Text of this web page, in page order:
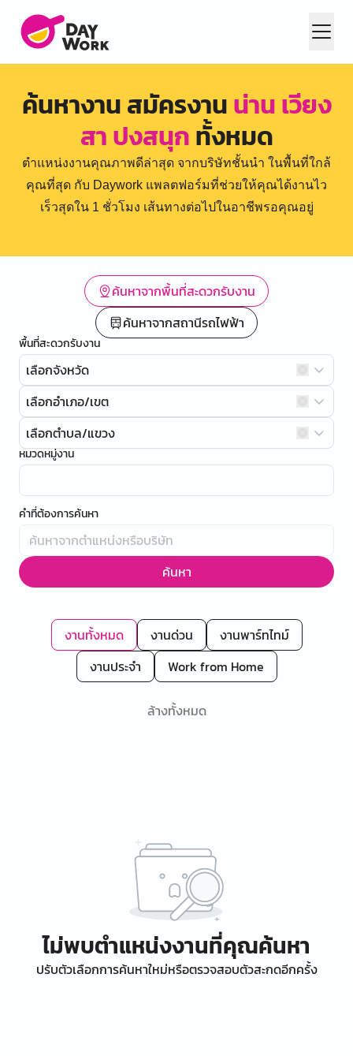
ค้นหางาน สมัครงานน่าน เวียง
สา ปงสนุกทั้งหมด
ตำแหน่งงานคุณภาพดีล่าสุด จากบริษัทชั้นนำ ในพื้นที่ใกล้
คุณที่สุด กับ Daywork แพลตฟอร์มที่ช่วยให้คุณได้งานไว
เร็วสุดใน 1 ชั่วโมง เส้นทางต่อไปในอาชีพรอคุณอยู่
ค้นหาจากพื้นที่สะดวกรับงาน
ค้นหาจากสถานีรถไฟฟ้า
พื้นที่สะดวกรับงาน
เลือกจังหวัด
เลือกอำเภอ/เขต
เลือกตำบล/แขวง
หมวดหมู่งาน
คำที่ต้องการค้นหา
ค้นหา
งานทั้งหมด งานด่วน
งานพาร์ทไทม์
งานประจำ
Work from Home
ล้างทั้งหมด
ไม่พบตำแหน่งงานที่คุณค้นหา
ปรับตัวเลือกการค้นหาใหม่หรือตรวจสอบตัวสะกดอีกครั้ง